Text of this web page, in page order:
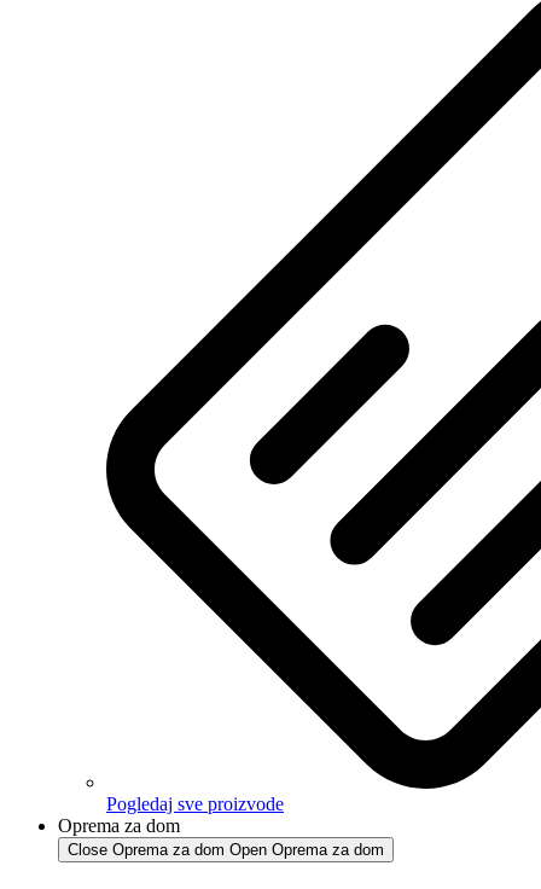
Pogledaj sve proizvode
Oprema za dom
Close Oprema za dom Open Oprema za dom